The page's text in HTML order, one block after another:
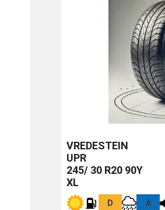
VREDESTEIN
UPR
245/ 30 R20 90Y
XL
D A